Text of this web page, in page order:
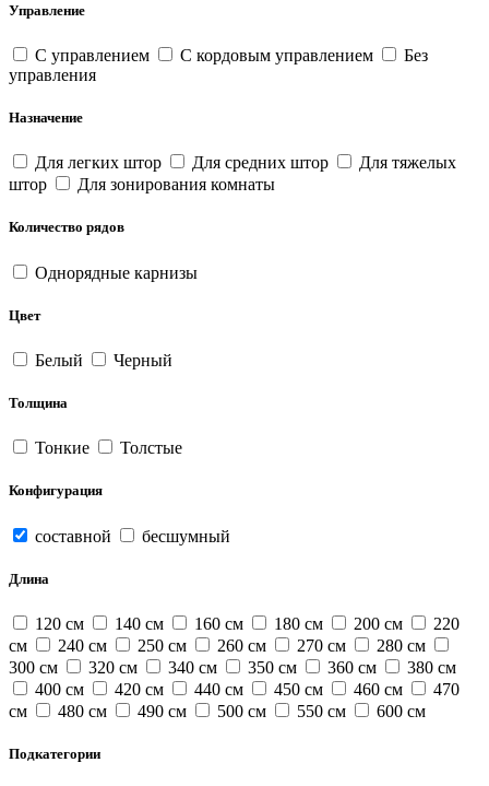
Управление
С управлением С кордовым управлением
Без
управления
Назначение
Для легких штор Для средних штор
Для тяжелых
штор
Для зонирования комнаты
Количество рядов
Однорядные карнизы
Цвет
Белый Черный
Толщина
Тонкие Толстые
Конфигурация
составной бесшумный
Длина
120 см 140 см 160 см 180 см 200 см
220
см
240 см 250 см 260 см 270 см
280 см
300 см
320 см 340 см 350 см 360 см
380 см
400 см
420 см 440 см 450 см 460 см
470
см
480 см 490 см 500 см 550 см 600 см
Подкатегории